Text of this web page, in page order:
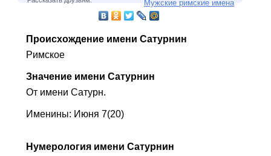
Мужские римские имена
Происхождение имени Сатурнин
Римское
Значение имени Сатурнин
От имени Сатурн.
Именины: Июня 7(20)
Нумерология имени Сатурнин